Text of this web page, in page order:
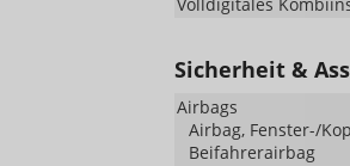
Volldigitales
Sicherheit &
Airbags
Airbag, Fenster-/
Beifahrerairbag